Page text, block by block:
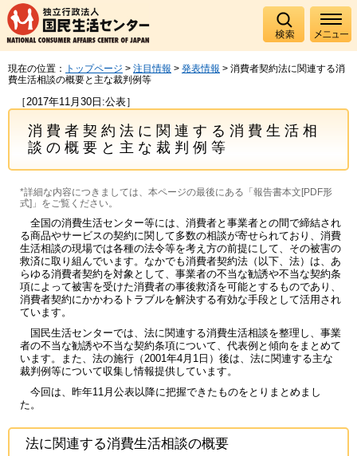
現在の位置： トップページ > 注目情報 > 発表情報 > 消費者契約法に関連する消
費生活相談の概要と主な裁判例等
［2017年11月30日:公表］
消費者契約法に関連する消費生活相
談の概要と主な裁判例等
*詳細な内容につきましては、本ページの最後にある「報告書本文[PDF形
式]」をご覧ください。
全国の消費生活センター等には、消費者と事業者との間で締結され
る商品やサービスの契約に関して多数の相談が寄せられており、消費
生活相談の現場では各種の法令等を考え方の前提にして、その被害の
救済に取り組んでいます。なかでも消費者契約法（以下、法）は、あ
らゆる消費者契約を対象として、事業者の不当な勧誘や不当な契約条
項によって被害を受けた消費者の事後救済を可能とするものであり、
消費者契約にかかわるトラブルを解決する有効な手段として活用され
ています。
国民生活センターでは、法に関連する消費生活相談を整理し、事業
者の不当な勧誘や不当な契約条項について、代表例と傾向をまとめて
います。また、法の施行（2001年4月1日）後は、法に関連する主な
裁判例等について収集し情報提供しています。
今回は、昨年11月公表以降に把握できたものをとりまとめまし
た。
法に関連する消費生活相談の概要